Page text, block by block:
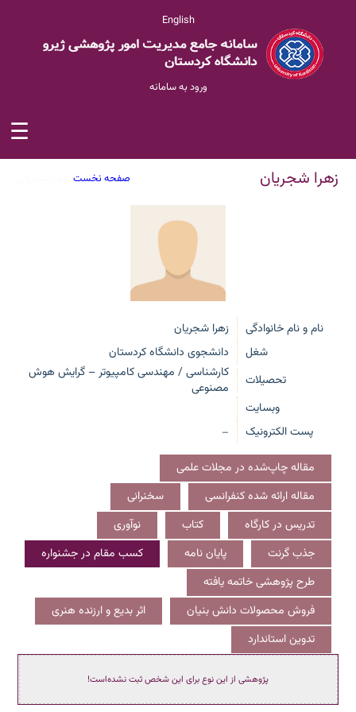
English
ورود به سامانه
☰
زهرا شجریان صفحه نخست
نام و نام خانوادگی
زهرا شجریان
شغل
دانشجوی دانشگاه کردستان
تحصیلات
کارشناسی / مهندسی کامپیوتر – گرایش هوش
مصنوعی
وبسایت
پست الکترونیک
—
مقاله چاپ‌شده در مجلات علمی
مقاله ارائه شده کنفرانسی
سخنرانی
تدریس در کارگاه
کتاب
نوآوری
جذب گرنت
پایان نامه
کسب مقام در جشنواره
طرح پژوهشی خاتمه یافته
فروش محصولات دانش بنیان
اثر بدیع و ارزنده هنری
تدوین استاندارد
پژوهشی از این نوع برای این شخص ثبت نشده‌است!